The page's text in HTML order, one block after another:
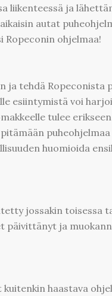
liikenteessä ja
autat
Ropeconin ohjelmaa!
ja tehdä Ropeconista
esiintymistä voi
tulee
huomioida
jossakin toisessa
päivittänyt ja
haastava